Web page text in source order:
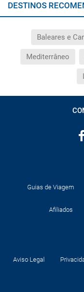
DESTINOS
Baleares e
Mediterrâneo
Guias de Viagem
Afiliados
Aviso Legal